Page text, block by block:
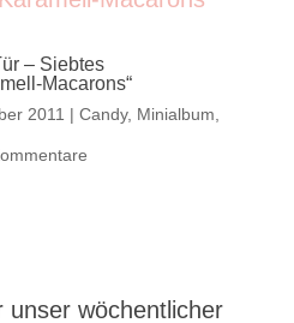
– Siebtes
Macarons“
2011 | Candy, Minialbum
unser wöchentlicher